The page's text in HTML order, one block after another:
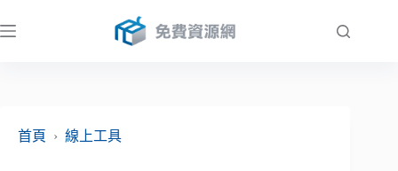
至
首頁
› 線上工具